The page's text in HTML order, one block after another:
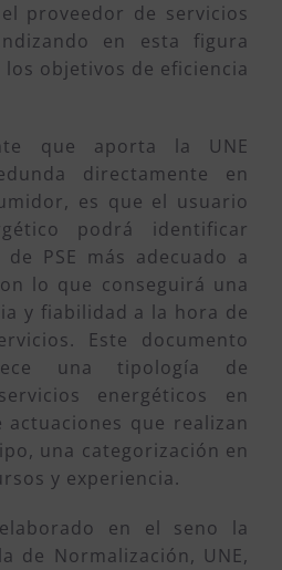
proveedor de servicios
en esta figura
los objetivos de eficiencia
que aporta la UNE
directamente en
es que el usuario
podrá identificar
PSE más adecuado a
lo que conseguirá una
y fiabilidad a la hora de
Este documento
una tipología de
energéticos en
que realizan
una categorización en
y experiencia.
en el seno la
de Normalización, UNE,